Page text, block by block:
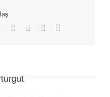
WhatsApp
TumblrPinterest